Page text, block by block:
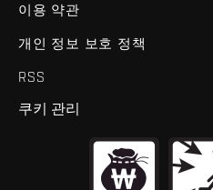
이용 약관
개인 정보 보호 정책
RSS
쿠키 관리